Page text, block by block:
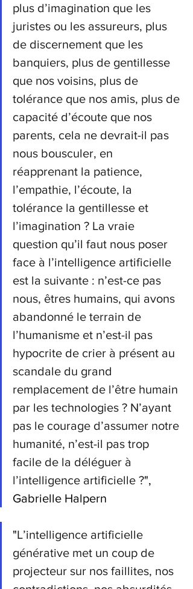
plus d’imagination que les
juristes ou les assureurs, plus
de discernement que les
banquiers, plus de gentillesse
que nos voisins, plus de
tolérance que nos amis, plus de
capacité d’écoute que nos
parents, cela ne devrait-il pas
nous bousculer, en
réapprenant la patience,
l’empathie, l’écoute, la
tolérance la gentillesse et
l’imagination ? La vraie
question qu’il faut nous poser
face à l’intelligence artificielle
est la suivante : n’est-ce pas
nous, êtres humains, qui avons
abandonné le terrain de
l’humanisme et n’est-il pas
hypocrite de crier à présent au
scandale du grand
remplacement de l’être humain
par les technologies ? N’ayant
pas le courage d’assumer notre
humanité, n’est-il pas trop
facile de la déléguer à
l’intelligence artificielle ?",
Gabrielle Halpern
"L’intelligence artificielle
générative met un coup de
projecteur sur nos faillites, nos